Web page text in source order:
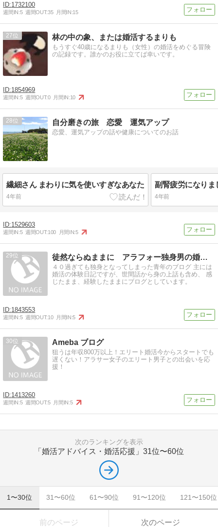
1732100
週間IN:5 週間OUT:35 月間IN:15
27 林の中の象、または婚活するまりも
もうすぐ40歳になるまりも（女性）の婚活をめぐる冒険
の記録です。誰かのお役に立てば幸いです。
1854969
週間IN:5 週間OUT:0 月間IN:10
28 自分磨きの旅 恋愛 運気アップ
恋愛、運気アップの話や健康についてのお話
繊細さん まわりに気を使いすぎなあなた
4年前
副腎疲労になりま
4年前
1529603
週間IN:5 週間OUT:100 月間IN:5
29 徒然ならぬままに アラフォー独身男の婚活体験記
４０過ぎても独身となってしまった青年のブログ 主には
婚活の体験日記ですが、世間話から身の上話も含め、 感
じたまま、経験したままにブログとしています。
1843553
週間IN:5 週間OUT:10 月間IN:5
30 Ameba ブログ
狙うは年収800万以上！エリート婚活今からスタートでも
遅くない！アラサー女子のエリート男子との出会いを応
援！
1413260
週間IN:5 週間OUT:5 月間IN:5
次のランキングを表示
「婚活アドバイス・婚活応援」 31位〜60位
1〜30位 31〜60位 61〜90位 91〜120位 121〜150位
前のページ 次のページ